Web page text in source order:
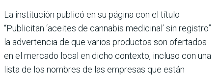
La institución publicó en su página con el título
“Publicitan ‘aceites de cannabis medicinal’ sin registro”
la advertencia de que varios productos son ofertados
en el mercado local en dicho contexto, incluso con una
lista de los nombres de las empresas que están